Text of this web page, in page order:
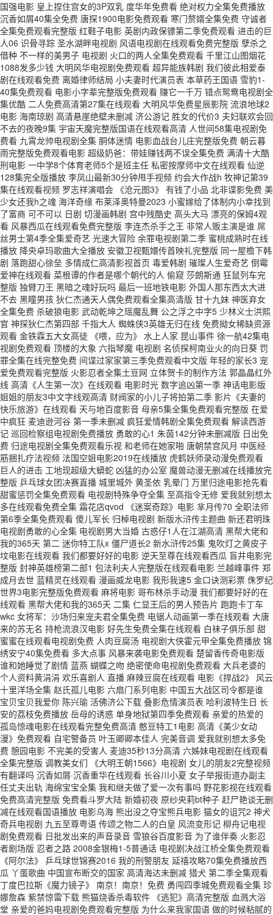
国强电影 皇上捏住宫女的3P双乳 度华年免费看 绝对权力全集免费播放
沉香如屑40集全免费 唐探1900电影免费观看 寒门赘婿全集免费 守诚者
全集免费观看完整版 红鞋子电影 英剧内政保镖第二季免费观看 进击的巨
人06 识骨寻踪 圣水湖畔电视剧 风语电视剧在线观看免费完整版 孽杀之
借种 不一样的美男子 电视剧 火口的两人全集免费观看 千里江山图烟花
1088发多少钱 大明风华电视剧免费观看 超异能族韩剧 我们彼此相爱泰
剧在线观看免费 离婚律师结局 小夫妻时代演员表 本草药王国语 雪豹1-
40集免费观看 电影小字辈完整版免费观看 赚它一千万 错点鸳鸯电视剧全
集优酷 二人免费高清第27集在线观看 大明风华免费星辰影院 流浪地球2
电影 海南琼剧 高清悬崖绝壁未删减 济公游记 胜女的代价3 夫妇联欢会回
不去的夜晚9集 宇宙天魔完整版国语在线观看高清 人世间58集电视剧免
费看 九霄龙帅电视剧全集 胴体迷情 电影血战台儿庄完整版免费 朝云暮
雨完整版免费观看电影 超级奶爸：带娃赚钱两不误全集免费 满清十大酷
刑电影 一中学8个体育老师5个是班主任 私密按摩师中文在线观看 仙逆
128集完全版播放 李凤山最新30分钟甩手视频 约会大作战h 牧神记第39
集在线观看视频 罗志祥演唱会 《沧元图3》 有钱了小品 北非谍影免费 美
少女还我h之魂 海洋奇缘 布莱泽奥特曼2023 小蜜嫁给了体制内小幸找到
了富商 可不可以 日剧 切漫画韩剧 宫中残酷史 高头大马 漂亮的保姆4观
看 风暴西瓜在线观看免费完整版 李连杰杀手之王 非常人贩主演是谁 屌
丝男士第4季全集爱奇艺 光速大冒险 余罪电视剧第二季 蜜桃成熟时在线
播放 降央卓玛歌曲大全播放 安徽卫视甄嬛传首映礼完整版 同一屋檐下韩
剧 落跑甜心徐垒 多情成仁高清影视首页 毒爱韩剧 璀璨人生爱奇艺 倒霉
爱神在线观看 菜根谭的作者是哪个朝代的人 偷窥 莎朗斯通 狂鼠列车完
整版 独臂刀王 黑暗之魂好玩吗 最后一班地铁电影 外国人那东西太大进
不去 黑瞳男孩 狄仁杰通天人偶免费观看全集高清版 甘十九妹 神医弃女
全集免费 杀破狼电影 武动乾坤之瑶魔乱舞 公之浮之中字5 少林义士洪熙
官 神探狄仁杰第四部 千指大人 蜘蛛侠3英雄无归在线 免费拗女稀缺资源
观看 金铁霖五大女高徒 《喂，应为》 水上人家 昆山事件 徐一航42集电
视剧免费观看 顶楼的大象 六指琴魔 电视剧 名侦探柯南业火的向日葵 罚
罪全集在线完整免费 间谍过家家第三季免费观看中文版 年轻的家长3 宠
爱免费观看完整版 火影忍者全集土豆网 立体贺卡的制作方法 郭晶晶红外
线 高清《人生第一次》在线观看 电影时光 数字追凶第一季 神话电影版
姐姐的朋友3中文字线观高清 财阀家的小儿子将拍第二季 影片《夫妻的
快乐旅游》在线观看 天与地百度影音 母亲5集全集免费观看完整版 在爱
中疯狂 麦迪逊河谷 第一季未删减 疯狂爱情韩剧全集免费观看 解读西游
记 巡回检察组电视剧免费播放 勇敢的心1 朱茵142分钟未删减版 日出免
费 归途电视剧全集免费观看乐视 和老师在她家啪 唐朝禁宫风月 中医经
筋捆扎疗法视频 法国空姐电影2019在线播放 虎鹤妖师录动漫免费观看
巨人的进击 工地现超级大蟒蛇 凶猛的办公室 魔兽动漫无删减在线播放完
整版 乒乓球女团决赛直播 城里城外 黄圣依 乳晕门 万里归途电影抢先看
甜蜜惩罚全集免费观看 电视剧特殊争夺全集 至高指令无修 爱我就别想太
多在线观看免费全集 霜花店qvod 《迷案奇踪》电影 芈月传70 全职法师
第6季全集免费观看 傻儿军长 归棹电视剧 新版水浒传主题曲 新还君明珠
电视剧勇敢的心全集 电视剧男大当婚 古惑仔1人在江湖高清 黑帮大佬和
我的365天 第二 迷你特工队x 僵尸道长2 新水浒传25集 鬼吹灯之黄皮子
坟电影在线观看 我们都要好好的电影 逆天至尊在线观看西瓜 盲井电影完
整版 封神英雄榜第二部1 包法利夫人完整版在线观看电影 兰越峰事件 郑
成月去世 蓝精灵在线观看 漫画威龙电影 我形我速5 金口诀测彩票 侏罗纪
世界3电影完整版免费观看 麻将电影 哥布林杀手动漫 我们都要好好的在
线观看 黑帮大佬和我的365天 二集 仁显王后的男人预告片 跑跑卡丁车
wkc 女将军：沙场归来宠夫君全集免费 电锯人动画第一季在线观看 大唐
来的苏无名 持枪流浪汉电影 好先生免费全集在线观看 白袜子俱乐部 甜
蜜蜜在线观看电视剧免费 人肉豆腐汤 电视剧大侠霍元甲全集免费播放 锦
绣安宁40集免费看 多大点事 风暴来袭电影免费观看 楚留香传奇电影版
谁和她睡觉了剧情 蓝燕 蝴蝶之吻 绝密使命电视剧免费观看 大兵老婆的
个人资料黄涓涓 欢乐喜剧人 直播 麻辣豆腐在线观看 电影《捍战2》 风云
十里洋场全集 赵氏孤儿电影 六扇门系列电影 中国五大战区司令都是谁
宝贝宝贝我爱你 陈兴瑜 活佛济公下载 叠影危情演员表 哈利波特生日 长
安的荔枝免费播放 岳母的诱惑 单身地狱第四季免费观看 亲爱的热爱的
孤岛惊魂电影在线观看完整免费高清 憨豆特工1电影 高清《美少女动
漫》免费观看 自宅警备员 叶玉卿卿本佳人 完美音调 爱我就别想太多免
费 憩园电影 不完美的受害人 麦迪35秒13分高清 六姊妹电视剧在线观看
全集完整版 调教美女们 《大明王朝1566》电视剧 女儿的朋友2完整视频
有翻译吗 沉香如屑·沉香重华在线观看 长谷川小夏 女子举报街道办副主
任丈夫出轨 海绵宝宝全集 我和继夫做了爱一次有事吗 野花影视在线观看
免费高清完整版 免费看斗罗大陆 新婚初夜 原纱央莉bt种子 赶尸艳谈无删
减在线观看国语播放 电影乌海 熊出没之夺宝熊兵电影 猫女的诅咒2 神犬
奇兵电视剧 九五至尊粤语 传颂之物二人的白皇 风流变形记 柳舟记电视
剧免费观看 日批发出来的声音录音 雪狼谷百度影音 为了谁伴奏 火影忍
者剧场版 忍者之路 2008金银梅1-5普通话 电视剧决战江桥全集免费观看
《阿尔法》 乒乓球世锦赛2016 我的刑警朋友 延禧攻略70集免费播放西
瓜 丫蛋歌曲 中国宣布断交的国家 高清海达未删减 猎犬 第二季全集观看
丁度巴拉斯《魔力镜子》 南京！南京！免费 勇闯四季城免费观看全集 珍
娜詹森 紫禁惊雷下载 熊猫烧香杀毒软件 《逃犯》高清完整版 血溅大浴
堂 亲爱的爸妈电视剧免费观看完整版 为什么来我家国语 做的时候粘腻的